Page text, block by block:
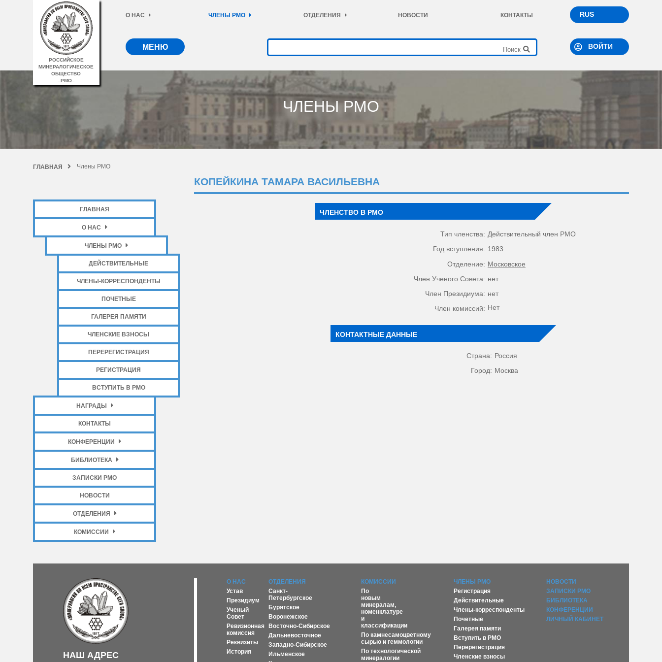
РОССИЙСКОЕ
МИНЕРАЛОГИЧЕСКОЕ
ОБЩЕСТВО
–РМО–
О НАС ЧЛЕНЫ РМО ОТДЕЛЕНИЯ НОВОСТИ КОНТАКТЫ RUS
МЕНЮ ВОЙТИ
ЧЛЕНЫ РМО
ГЛАВНАЯ Члены РМО
ГЛАВНАЯ
О НАС
ЧЛЕНЫ РМО
ДЕЙСТВИТЕЛЬНЫЕ
ЧЛЕНЫ-КОРРЕСПОНДЕНТЫ
ПОЧЕТНЫЕ
ГАЛЕРЕЯ ПАМЯТИ
ЧЛЕНСКИЕ ВЗНОСЫ
ПЕРЕРЕГИСТРАЦИЯ
РЕГИСТРАЦИЯ
ВСТУПИТЬ В РМО
НАГРАДЫ
КОНТАКТЫ
КОНФЕРЕНЦИИ
БИБЛИОТЕКА
ЗАПИСКИ РМО
НОВОСТИ
ОТДЕЛЕНИЯ
КОМИССИИ
КОПЕЙКИНА ТАМАРА ВАСИЛЬЕВНА
ЧЛЕНСТВО В РМО
Тип членства: Действительный член РМО
Год вступления: 1983
Отделение: Московское
Член Ученого Совета: нет
Член Президиума: нет
Член комиссий: Нет
КОНТАКТНЫЕ ДАННЫЕ
Страна: Россия
Город: Москва
НАШ АДРЕС
О НАС
Устав
Президиум
Ученый
Совет
Ревизионная
комиссия
Реквизиты
История
ОТДЕЛЕНИЯ
Санкт-
Петербургское
Бурятское
Воронежское
Восточно-Сибирское
Дальневосточное
Западно-Сибирское
Ильменское
КОМИССИИ
По
новым
минералам,
номенклатуре
и
классификации
По камнесамоцветному
сырью и геммологии
По технологической
минералогии
ЧЛЕНЫ РМО
Регистрация
Действительные
Члены-корреспонденты
Почетные
Галерея памяти
Вступить в РМО
Перерегистрация
Членские взносы
НОВОСТИ
ЗАПИСКИ РМО
БИБЛИОТЕКА
КОНФЕРЕНЦИИ
ЛИЧНЫЙ КАБИНЕТ